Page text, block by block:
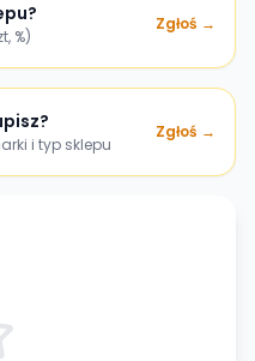
%)
Zgłoś →
i typ sklepu
Zgłoś →